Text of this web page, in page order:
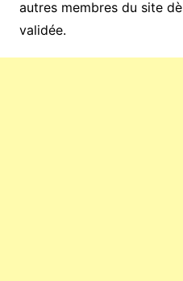
autres membres du site
validée.